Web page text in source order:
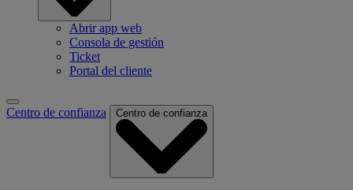
Abrir app web
Consola de gestión
Ticket
Portal del cliente
Centro de confianza Centro de confianza